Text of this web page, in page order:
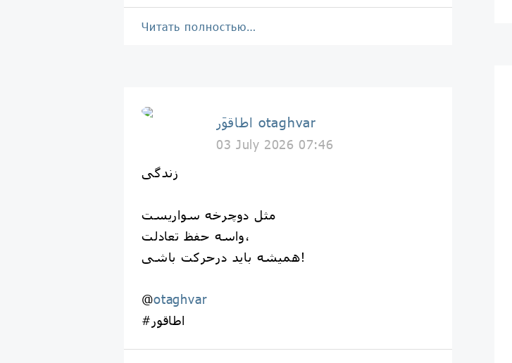
Читать полностью…
اطاقوَر otaghvar
03 July 2026 07:46
زندگی
مثل دوچرخه سواریست
واسه حفظ تعادلت،
همیشه باید درحرکت باشی!
@otaghvar
#اطاقور